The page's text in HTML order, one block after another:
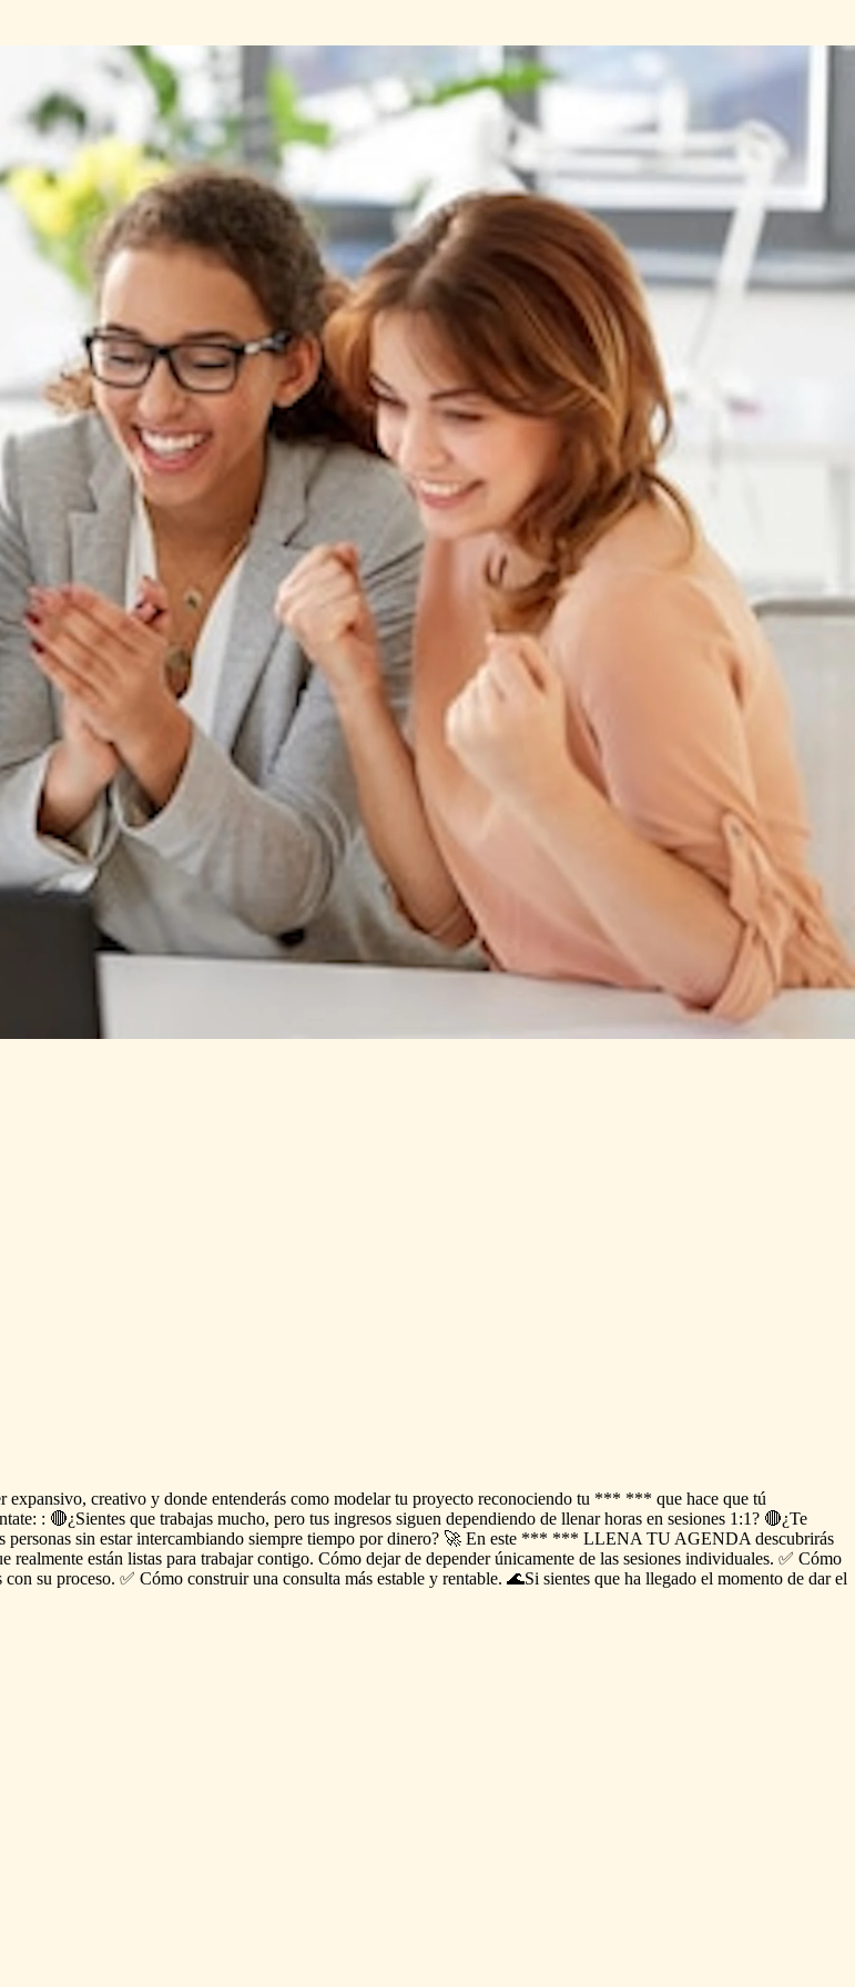
expansivo, creativo y donde entenderás como modelar tu proyecto reconociendo tu *** *** que hace que tú
: 🔴¿Sientes que trabajas mucho, pero tus ingresos siguen dependiendo de llenar horas en sesiones 1:1? 🔴¿Te
personas sin estar intercambiando siempre tiempo por dinero? 🚀 En este *** *** LLENA TU AGENDA descubrirás
realmente están listas para trabajar contigo. Cómo dejar de depender únicamente de las sesiones individuales. ✅ Cómo
con su proceso. ✅ Cómo construir una consulta más estable y rentable. 🌊Si sientes que ha llegado el momento de dar el